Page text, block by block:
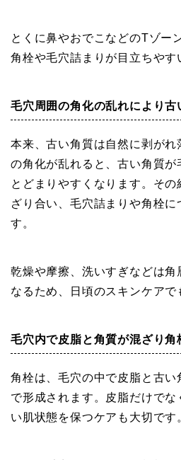
とくに鼻やおでこなどのTゾー
角栓や毛穴詰まりが目立ちやす
毛穴周囲の角化の乱れにより古
本来、古い角質は自然に剥がれ
の角化が乱れると、古い角質が
とどまりやすくなります。そ
ざり合い、毛穴詰まりや角栓に
す。
乾燥や摩擦、洗いすぎなどは角
なるため、日頃のスキンケアで
毛穴内で皮脂と角質が混ざり角
角栓は、毛穴の中で皮脂と古い
で形成されます。皮脂だけでな
い肌状態を保つケアも大切です